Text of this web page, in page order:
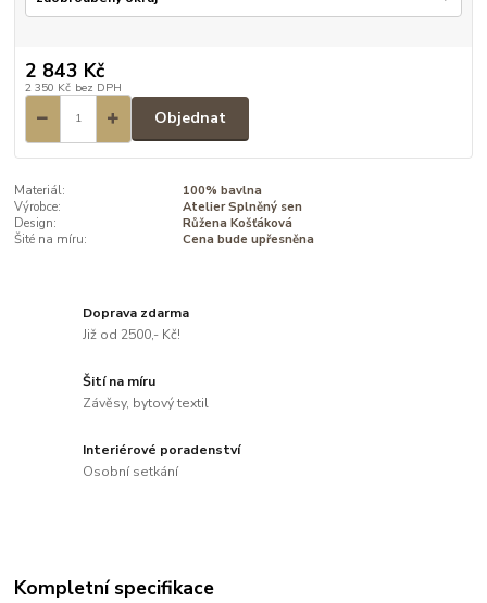
2 843 Kč
2 350 Kč bez DPH
Objednat
Materiál:
100% bavlna
Výrobce:
Atelier Splněný sen
Design:
Růžena Košťáková
Šité na míru:
Cena bude upřesněna
Doprava zdarma
Již od 2500,- Kč!
Šití na míru
Závěsy, bytový textil
Interiérové poradenství
Osobní setkání
Kompletní specifikace